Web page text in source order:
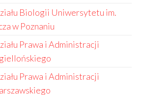
Biologii Uniwersytetu im.
w Poznaniu
Prawa i Administracji
Prawa i Administracji